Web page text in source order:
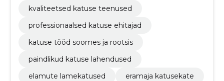
kvaliteetsed katuse teenused
professionaalsed katuse ehitajad
katuse tööd soomes ja rootsis
paindlikud katuse lahendused
elamute lamekatused
eramaja katusekate